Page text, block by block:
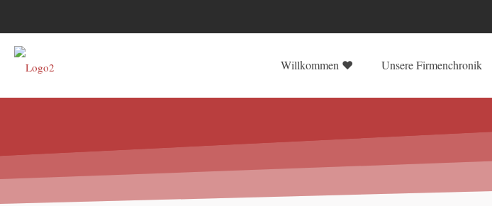
Willkommen ♥ Unsere Firmenchronik